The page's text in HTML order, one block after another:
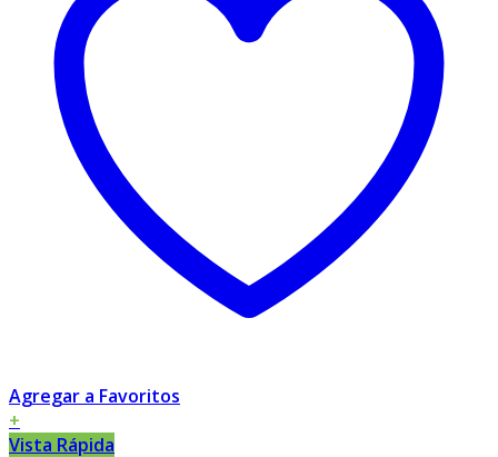
Agregar a Favoritos
+
Vista Rápida